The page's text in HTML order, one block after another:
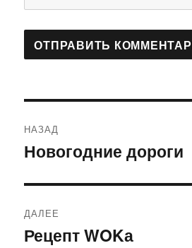
по
НАЗАД
Предыдущая
Новогодние дороги
ДАЛЕЕ
Следующая
Рецепт WOKа